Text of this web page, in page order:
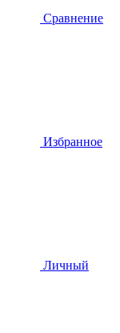
Сравнение
Избранное
Личный